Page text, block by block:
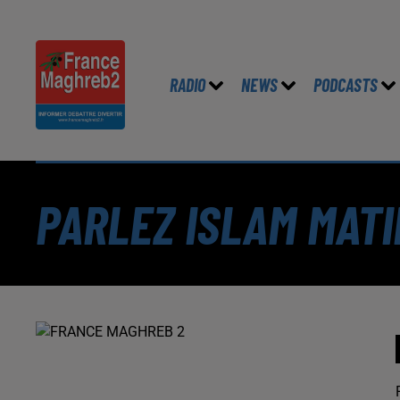
RADIO NEWS PODCASTS
PARLEZ ISLAM